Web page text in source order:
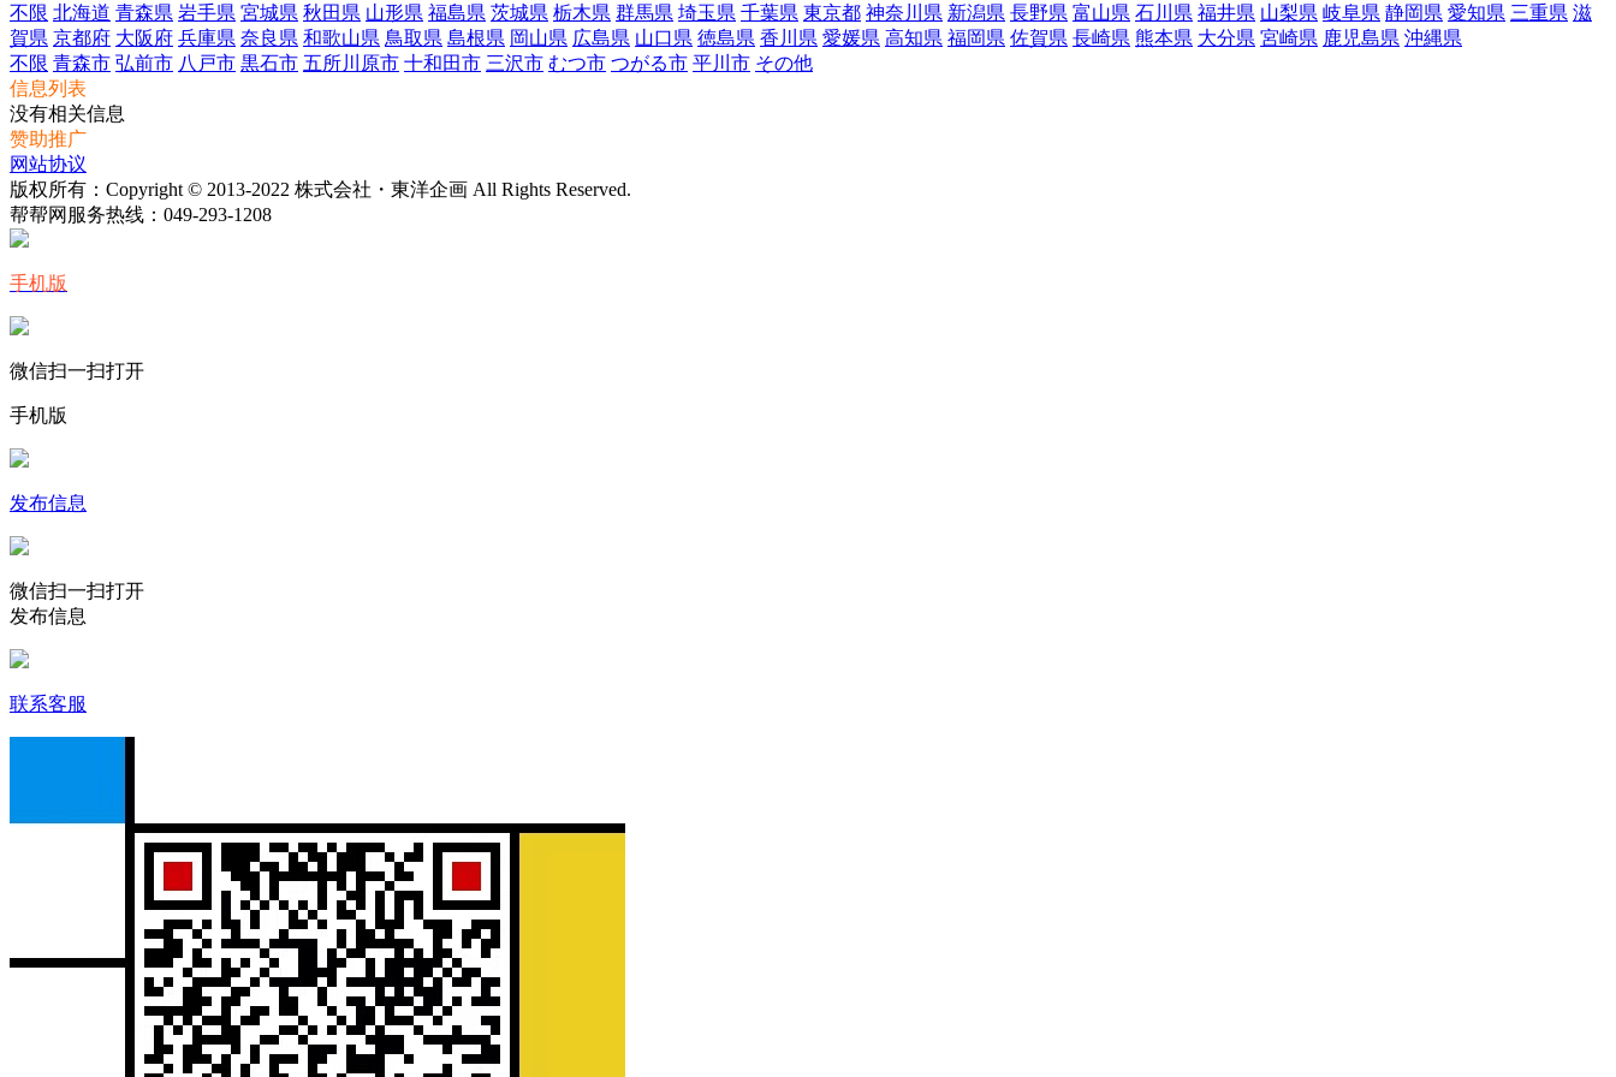
不限 北海道 青森県 岩手県 宮城県 秋田県 山形県 福島県 茨城県 栃木県 群馬県 埼玉県 千葉県 東京都 神奈川県 新潟県 長野県 富山県 石川県 福井県 山梨県 岐阜県 静岡県 愛知県 三重県 滋
賀県 京都府 大阪府 兵庫県 奈良県 和歌山県 鳥取県 島根県 岡山県 広島県 山口県 徳島県 香川県 愛媛県 高知県 福岡県 佐賀県 長崎県 熊本県 大分県 宮崎県 鹿児島県 沖縄県
不限 青森市 弘前市 八戸市 黒石市 五所川原市 十和田市 三沢市 むつ市 つがる市 平川市 その他
信息列表
没有相关信息
赞助推广
网站协议
版权所有：Copyright © 2013-2022 株式会社・東洋企画 All Rights Reserved.
帮帮网服务热线： 049-293-1208
手机版
微信扫一扫打开
手机版
发布信息
微信扫一扫打开
发布信息
联系客服